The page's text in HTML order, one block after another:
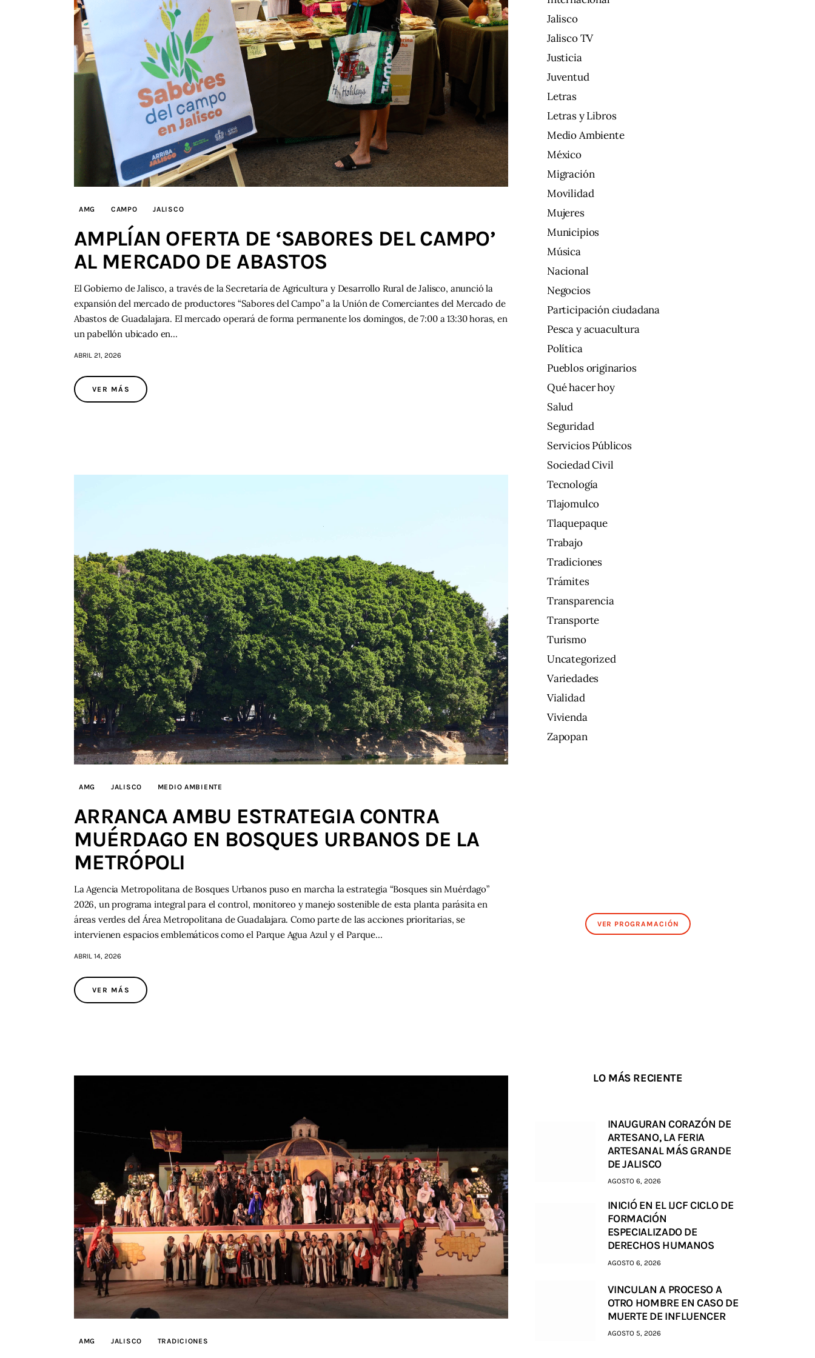
AMG CAMPO JALISCO
AMPLÍAN OFERTA DE ‘SABORES DEL CAMPO’
AL MERCADO DE ABASTOS
El Gobierno de Jalisco, a través de la Secretaría de Agricultura y Desarrollo Rural de Jalisco, anunció la
expansión del mercado de productores “Sabores del Campo” a la Unión de Comerciantes del Mercado de
Abastos de Guadalajara. El mercado operará de forma permanente los domingos, de 7:00 a 13:30 horas, en
un pabellón ubicado en…
ABRIL 21, 2026
VER MÁS
AMG JALISCO MEDIO AMBIENTE
ARRANCA AMBU ESTRATEGIA CONTRA
MUÉRDAGO EN BOSQUES URBANOS DE LA
METRÓPOLI
La Agencia Metropolitana de Bosques Urbanos puso en marcha la estrategia “Bosques sin Muérdago”
2026, un programa integral para el control, monitoreo y manejo sostenible de esta planta parásita en
áreas verdes del Área Metropolitana de Guadalajara. Como parte de las acciones prioritarias, se
intervienen espacios emblemáticos como el Parque Agua Azul y el Parque…
ABRIL 14, 2026
VER MÁS
AMG JALISCO TRADICIONES
Jalisco
Jalisco TV
Justicia
Juventud
Letras
Letras y Libros
Medio Ambiente
México
Migración
Movilidad
Mujeres
Municipios
Música
Nacional
Negocios
Participación ciudadana
Pesca y acuacultura
Política
Pueblos originarios
Qué hacer hoy
Salud
Seguridad
Servicios Públicos
Sociedad Civil
Tecnología
Tlajomulco
Tlaquepaque
Trabajo
Tradiciones
Trámites
Transparencia
Transporte
Turismo
Uncategorized
Variedades
Vialidad
Vivienda
Zapopan
VER PROGRAMACIÓN
LO MÁS RECIENTE
INAUGURAN CORAZÓN DE
ARTESANO, LA FERIA
ARTESANAL MÁS GRANDE
DE JALISCO
AGOSTO 6, 2026
INICIÓ EN EL IJCF CICLO DE
FORMACIÓN
ESPECIALIZADO DE
DERECHOS HUMANOS
AGOSTO 6, 2026
VINCULAN A PROCESO A
OTRO HOMBRE EN CASO DE
MUERTE DE INFLUENCER
AGOSTO 5, 2026